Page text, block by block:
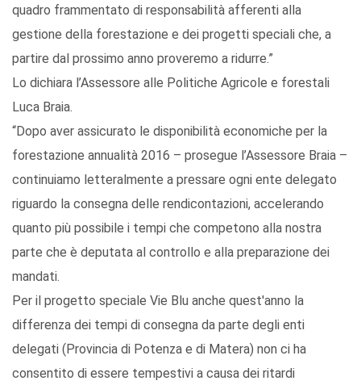
quadro frammentato di responsabilità afferenti alla
gestione della forestazione e dei progetti speciali che, a
partire dal prossimo anno proveremo a ridurre.”
Lo dichiara l’Assessore alle Politiche Agricole e forestali
Luca Braia.
“Dopo aver assicurato le disponibilità economiche per la
forestazione annualità 2016 – prosegue l’Assessore Braia –
continuiamo letteralmente a pressare ogni ente delegato
riguardo la consegna delle rendicontazioni, accelerando
quanto più possibile i tempi che competono alla nostra
parte che è deputata al controllo e alla preparazione dei
mandati.
Per il progetto speciale Vie Blu anche quest'anno la
differenza dei tempi di consegna da parte degli enti
delegati (Provincia di Potenza e di Matera) non ci ha
consentito di essere tempestivi a causa dei ritardi